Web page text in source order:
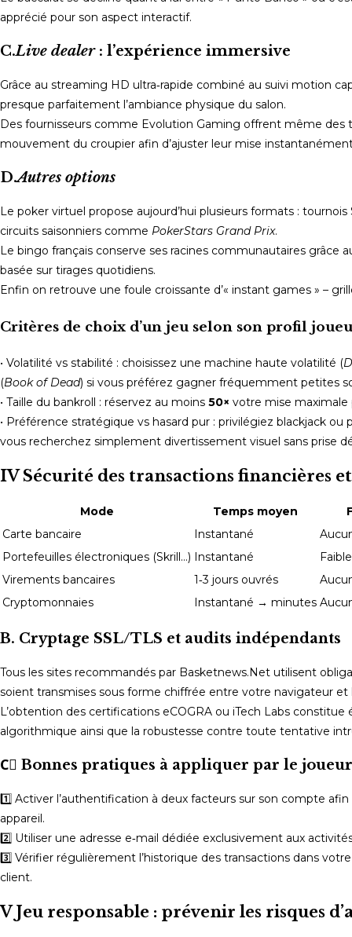
apprécié pour son aspect interactif.
C.Live dealer: l’expérience immersive
Grâce au streaming HD ultra‑rapide combiné au suivi motion
presque parfaitement l’ambiance physique du salon.
Des fournisseurs comme Evolution Gaming offrent même des
mouvement du croupier afin d’ajuster leur mise
D.Autres options
Le poker virtuel propose aujourd’hui plusieurs formats :
circuits saisonniers comme PokerStars Grand Prix.
Le bingo français conserve ses racines communautaires
basée sur tirages quotidiens.
Enfin on retrouve une foule croissante d’« instant games » –
Critères de choix d’un jeu selon son profil
• Volatilité vs stabilité : choisissez une machine haute volatilité (
(Book of Dead) si vous préférez gagner fréquemment petites
• Taille du bankroll : réservez au moins 50× votre mise maximale
• Préférence stratégique vs hasard pur : privilégiez blackjack
vous recherchez simplement divertissement visuel sans prise
IV Sécurité des transactions financières
Mode Temps moyen
Carte bancaire
Instantané
Portefeuilles électroniques (Skrill…) Instantané
Virements bancaires
1‑3 jours ouvrés
Cryptomonnaies
Instantané → minutes
B. Cryptage SSL/TLS et audits indépendants
Tous les sites recommandés par Basketnews.Net utilisent
soient transmises sous forme chiffrée entre votre navigateur et
L’obtention des certifications eCOGRA ou iTech Labs
algorithmique ainsi que la robustesse contre toute tentative
C️⃣ Bonnes pratiques à appliquer par le joueur
1️⃣ Activer l’authentification à deux facteurs sur son compte
appareil.
2️⃣ Utiliser une adresse e‑mail dédiée exclusivement aux
3️⃣ Vérifier régulièrement l’historique des transactions dans
client.
V Jeu responsable : prévenir les risques